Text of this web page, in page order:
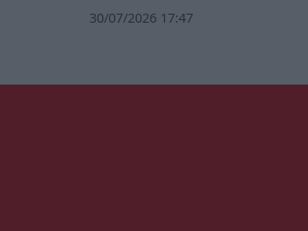
30/07/2026 17:47